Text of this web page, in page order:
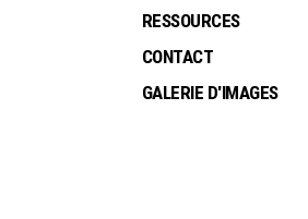
RESSOURCES
CONTACT
GALERIE D'IMAGES